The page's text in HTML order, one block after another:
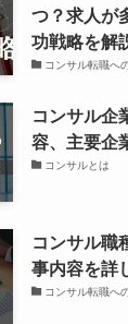
つ？求人が
功戦略を解
コンサル転職へ
コンサル企
容、主要企
コンサルとは
コンサル職
事内容を詳
コンサル転職へ